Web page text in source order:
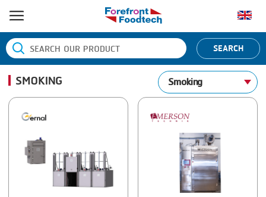
หน้าแรก
ประเภทสินค้า
BANDING
BLANCHING
BOILING
CENTRIFUGING
ยี่ห้อสินค้า
BANDALL
CARSOE
CLIPTECHNIK
ติดต่อเรา
SEARCH
SMOKING Smoking